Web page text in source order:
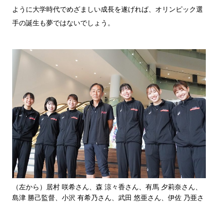
ように大学時代でめざましい成長を遂げれば、オリンピック選
手の誕生も夢ではないでしょう。
（左から）居村 咲希さん、森 涼々香さん、有馬 夕莉奈さん、
島津 勝己監督、小沢 有希乃さん、武田 悠亜さん、伊佐 乃亜さ